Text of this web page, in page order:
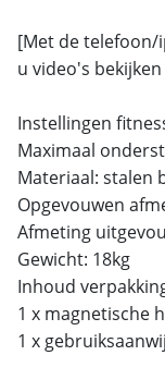
[Met de
u video's
Instellingen
Maximaal
Materiaal: stalen
Opgevouwen
Afmeting
Gewicht: 18kg
Inhoud
1 x magnetische
1 x